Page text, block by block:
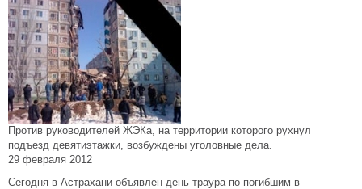
Против руководителей ЖЭКа, на территории которого рухнул
подъезд девятиэтажки, возбуждены уголовные дела.
29 февраля 2012
Сегодня в Астрахани объявлен день траура по погибшим в